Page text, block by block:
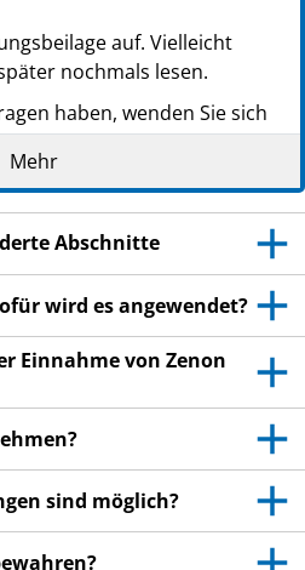
auf. Vielleicht
nochmals lesen.
haben, wenden Sie sich
Ihnen persönlich
Sie es nicht an Dritte weiter.
schaden, auch wenn
haben wie Sie.
bemerken, wenden Sie
Apotheker. Dies gilt auch
die nicht in dieser
sind. Siehe Abschnitt
Mehr
Abschnitte
wird es angewendet?
Einnahme von Zenon
sind möglich?